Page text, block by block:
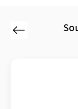
Previous